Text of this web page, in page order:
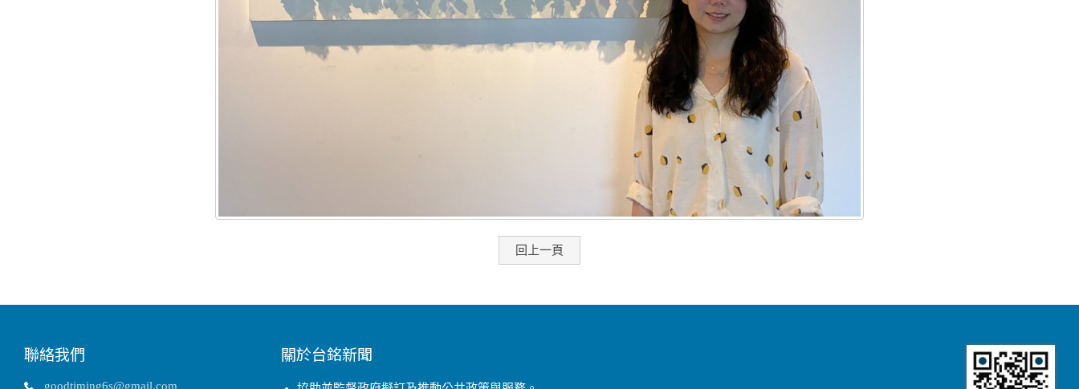
回上一頁
聯絡我們
goodtiming6s@gmail.com
關於台銘新聞